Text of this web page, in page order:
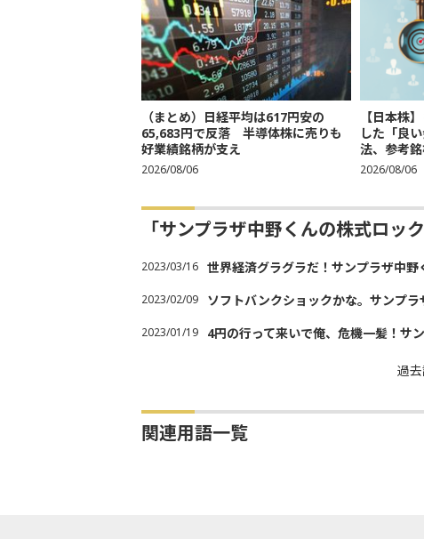
（まとめ）日経平均は617円安の
65,683円で反落 半導体株に売りも
好業績銘柄が支え
2026/08/06
【日本株
した「良
法、参考
2026/08/06
「サンプラザ中野くんの株式ロッ
2023/03/16 世界経済グラグラだ！サンプラザ中野
2023/02/09 ソフトバンクショックかな。サンプラ
2023/01/19 4円の行って来いで俺、危機一髪！サ
過
関連用語一覧